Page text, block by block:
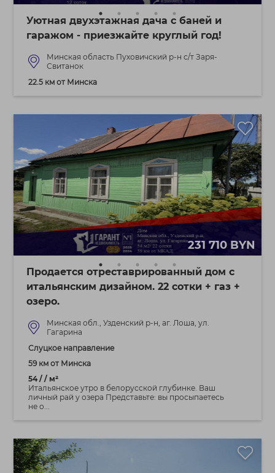
Уютная двухэтажная дача с баней и
гаражом - приезжайте круглый год!
Минская область Пуховичский р-н с/т Заря-
Свитанок
22.5 км от Минска
231 710 BYN
Продается отреставрированный дом с
итальянским дизайном. 22 сотки + газ +
озеро.
Минская обл., Узденский р-н, аг. Лоша, ул.
Гагарина
Слуцкое направление
59 км от Минска
54 / / м²
Итальянское утро в белорусской глубинке. Ваш
личный рай у озера Представьте: вы просыпаетесь
не о...